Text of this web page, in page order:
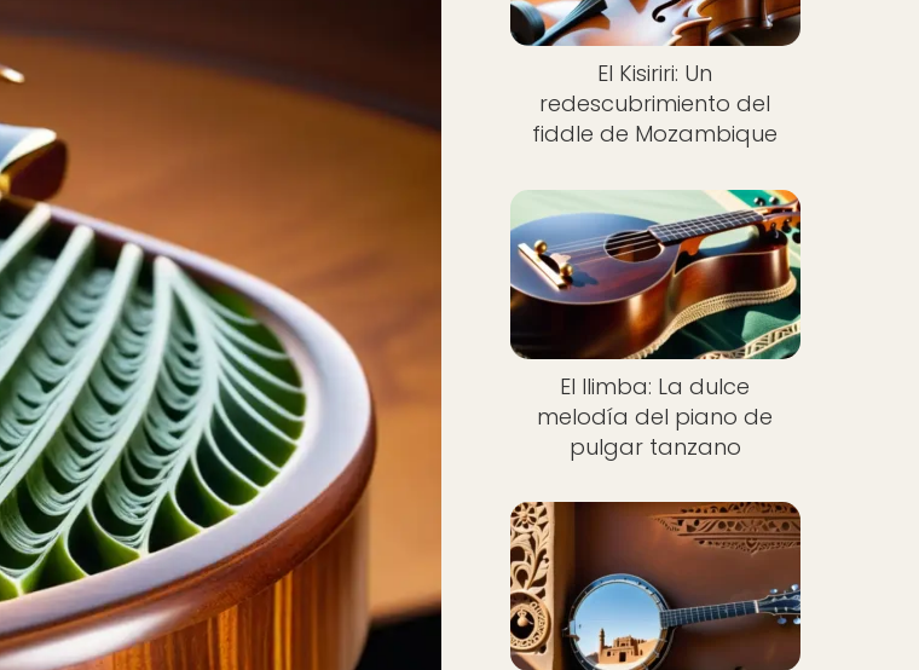
El Kisiriri: Un
redescubrimiento del
fiddle de Mozambique
El Ilimba: La dulce
melodía del piano de
pulgar tanzano